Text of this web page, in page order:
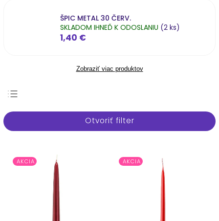
ŠPIC METAL 30 ČERV.
SKLADOM IHNEĎ K ODOSLANIU (2 ks)
1,40 €
Zobraziť viac produktov
Najpredávanejšie
Abecedne
Otvoriť filter
AKCIA AKCIA